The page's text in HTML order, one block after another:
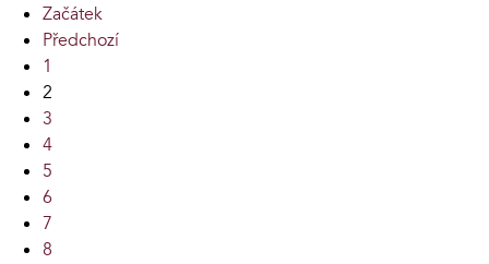
Začátek
Předchozí
1
2
3
4
5
6
7
8